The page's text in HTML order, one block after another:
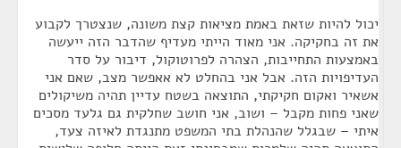
יכול להיות שזאת באמת מציאות קצת משונה, שנצטרך לקבוע
את זה בחקיקה. אני מאוד הייתי מעדיף שהדבר הזה ייעשה
באמצעות התחייבות, הצהרה לפרוטוקול, דיבור על סדר
העדיפויות הזה. אבל אני בהחלט לא אאפשר מצב, שאם אני
אשאיר ואקום חקיקתי, התוצאה בשטח עדיין תהיה משיקולים
שאני פחות מקבל – ושוב, אני חושב שחלקית גם גלעד מסכים
איתי – שבגלל שהנהלת בתי המשפט מתנגדת לאיזה צעד,